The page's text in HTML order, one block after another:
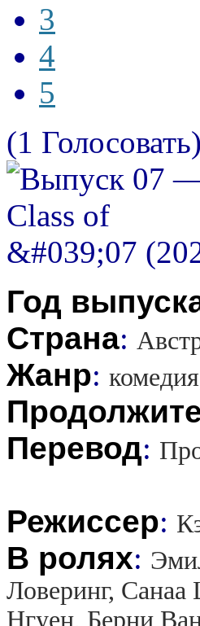
3
4
5
(1 Голосовать)
Год
Страна:
Жанр:
Перевод:
Режиссер:
В ролях:
Ловеринг,
Нгуен, Берни